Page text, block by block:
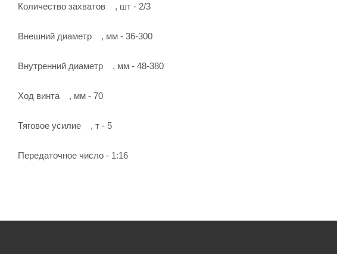
Количество захватов , шт - 2/3
Внешний диаметр , мм - 36-300
Внутренний диаметр , мм - 48-380
Ход винта , мм - 70
Тяговое усилие , т - 5
Передаточное число - 1:16